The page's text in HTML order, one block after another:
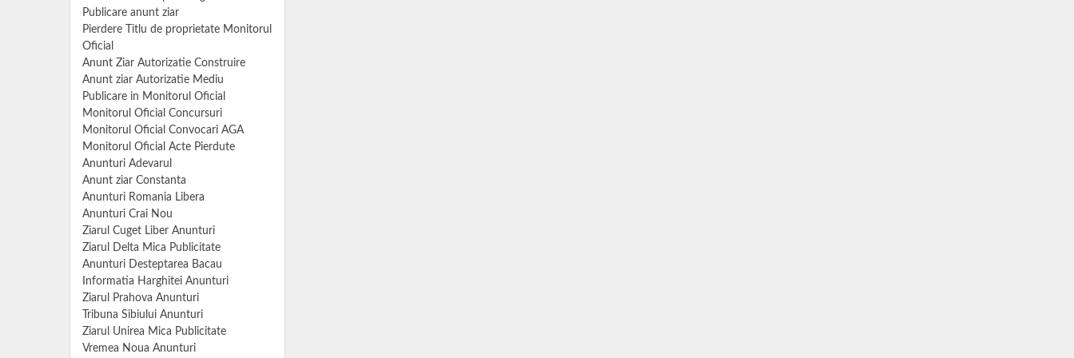
Publicare anunt ziar
Pierdere Titlu de proprietate Monitorul
Oficial
Anunt Ziar Autorizatie Construire
Anunt ziar Autorizatie Mediu
Publicare in Monitorul Oficial
Monitorul Oficial Concursuri
Monitorul Oficial Convocari AGA
Monitorul Oficial Acte Pierdute
Anunturi Adevarul
Anunt ziar Constanta
Anunturi Romania Libera
Anunturi Crai Nou
Ziarul Cuget Liber Anunturi
Ziarul Delta Mica Publicitate
Anunturi Desteptarea Bacau
Informatia Harghitei Anunturi
Ziarul Prahova Anunturi
Tribuna Sibiului Anunturi
Ziarul Unirea Mica Publicitate
Vremea Noua Anunturi